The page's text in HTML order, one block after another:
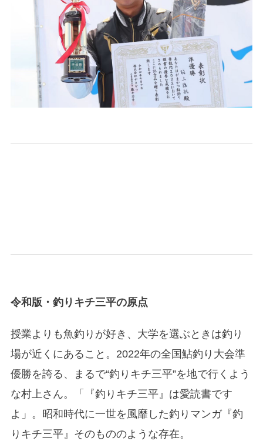
令和版・釣りキチ三平の原点
授業よりも魚釣りが好き、大学を選ぶときは釣り
場が近くにあること。2022年の全国鮎釣り大会準
優勝を誇る、まるで“釣りキチ三平”を地で行くよう
な村上さん。「『釣りキチ三平』は愛読書です
よ」。昭和時代に一世を風靡した釣りマンガ『釣
りキチ三平』そのもののような存在。